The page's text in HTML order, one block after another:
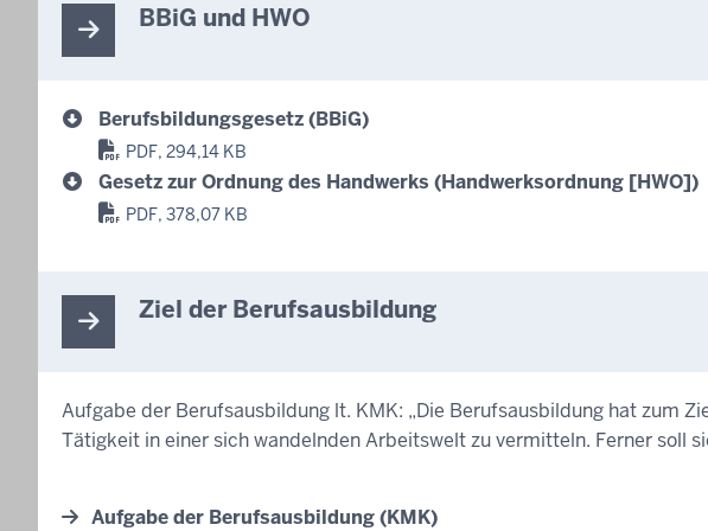
BBiG und HWO
Berufsbildungsgesetz (BBiG)
PDF, 294,14 KB
Gesetz zur Ordnung des Handwerks (Handwerksordnung [HWO])
PDF, 378,07 KB
Ziel der Berufsausbildung
Aufgabe der Berufsausbildung lt. KMK: „Die Berufsausbildung hat zum
Tätigkeit in einer sich wandelnden Arbeitswelt zu vermitteln. Ferner soll
Aufgabe der Berufsausbildung (KMK)